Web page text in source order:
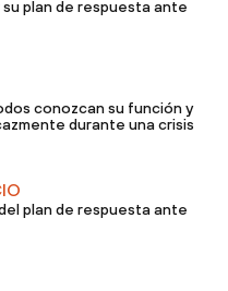
plan de respuesta ante
conozcan su función y
durante una crisis
plan de respuesta ante